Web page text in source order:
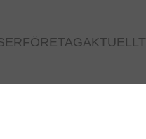
FÖRETAGAKTUELLT